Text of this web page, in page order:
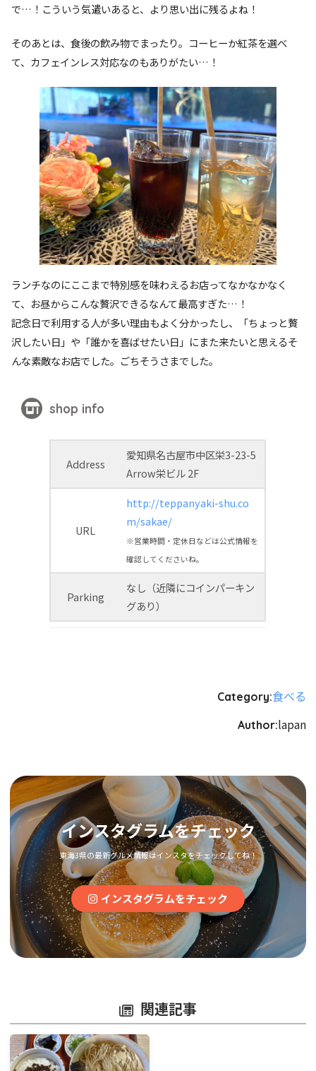
で…！こういう気遣いあると、より思い出に残るよね！
そのあとは、食後の飲み物でまったり。コーヒーか紅茶を選べ
て、カフェインレス対応なのもありがたい…！
ランチなのにここまで特別感を味わえるお店ってなかなかなく
て、お昼からこんな贅沢できるなんて最高すぎた…！
記念日で利用する人が多い理由もよく分かったし、「ちょっと贅
沢したい日」や「誰かを喜ばせたい日」にまた来たいと思えるそ
んな素敵なお店でした。ごちそうさまでした。
shop info
Address
愛知県名古屋市中区栄3-23-5
Arrow栄ビル 2F
URL
http://teppanyaki-shu.co
m/sakae/
※営業時間・定休日などは公式情報を
確認してくださいね。
Parking
なし（近隣にコインパーキン
グあり）
Category:食べる
Author:lapan
インスタグラムをチェック
東海3県の最新グルメ情報はインスタをチェックしてね！
インスタグラムをチェック
関連記事